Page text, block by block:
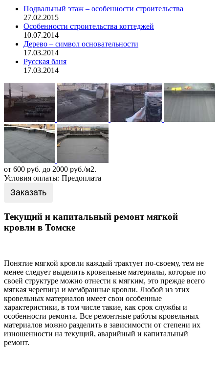
Подвальный этаж – особенности строительства
27.02.2015
Особенности строительства коттеджей
10.07.2014
Дерево – символ основательности
17.03.2014
Русская баня
17.03.2014
от 600 руб. до 2000 руб./м2.
Условия оплаты: Предоплата
Заказать
Текущий и капитальный ремонт мягкой
кровли в Томске
Понятие мягкой кровли каждый трактует по-своему, тем не
менее следует выделить кровельные материалы, которые по
своей структуре можно отнести к мягким, это прежде всего
мягкая черепица и мембранные кровли. Любой из этих
кровельных материалов имеет свои особенные
характеристики, в том числе такие, как срок службы и
особенности ремонта. Все ремонтные работы кровельных
материалов можно разделить в зависимости от степени их
изношенности на текущий, аварийный и капитальный
ремонт.